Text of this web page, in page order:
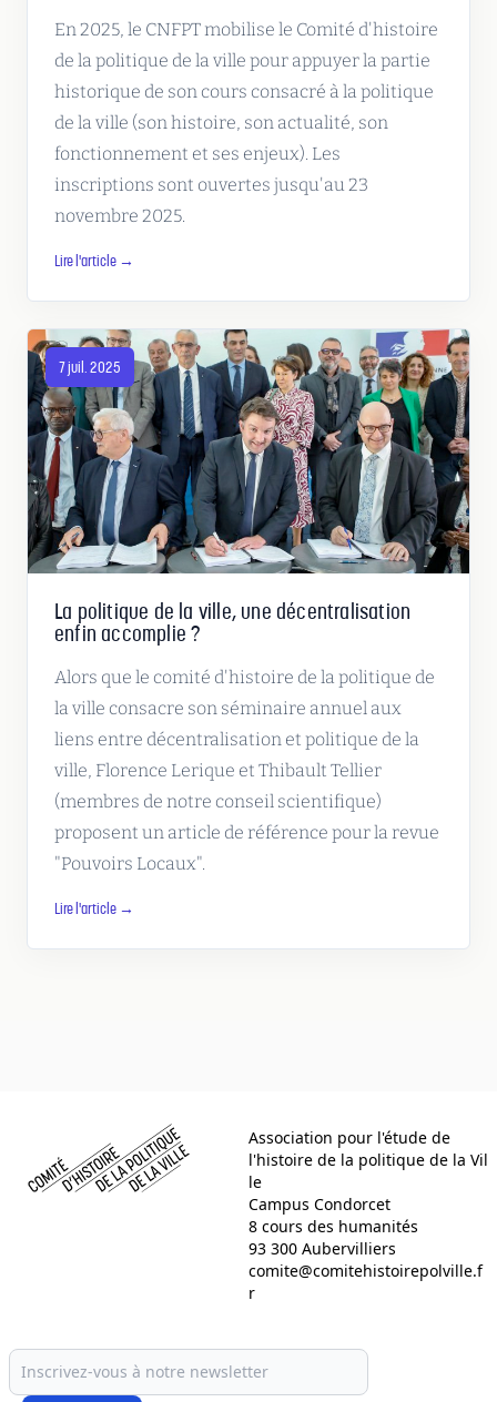
En 2025, le CNFPT mobilise le Comité d'histoire
de la politique de la ville pour appuyer la partie
historique de son cours consacré à la politique
de la ville (son histoire, son actualité, son
fonctionnement et ses enjeux). Les
inscriptions sont ouvertes jusqu'au 23
novembre 2025.
Lire l'article →
7 juil. 2025
La politique de la ville, une décentralisation
enfin accomplie ?
Alors que le comité d'histoire de la politique de
la ville consacre son séminaire annuel aux
liens entre décentralisation et politique de la
ville, Florence Lerique et Thibault Tellier
(membres de notre conseil scientifique)
proposent un article de référence pour la revue
"Pouvoirs Locaux".
Lire l'article →
Association pour l'étude de
l'histoire de la politique de la Vil
le
Campus Condorcet
8 cours des humanités
93 300 Aubervilliers
comite@comitehistoirepolville.f
r